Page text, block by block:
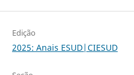
Edição
2025: Anais ESUD|CIESUD